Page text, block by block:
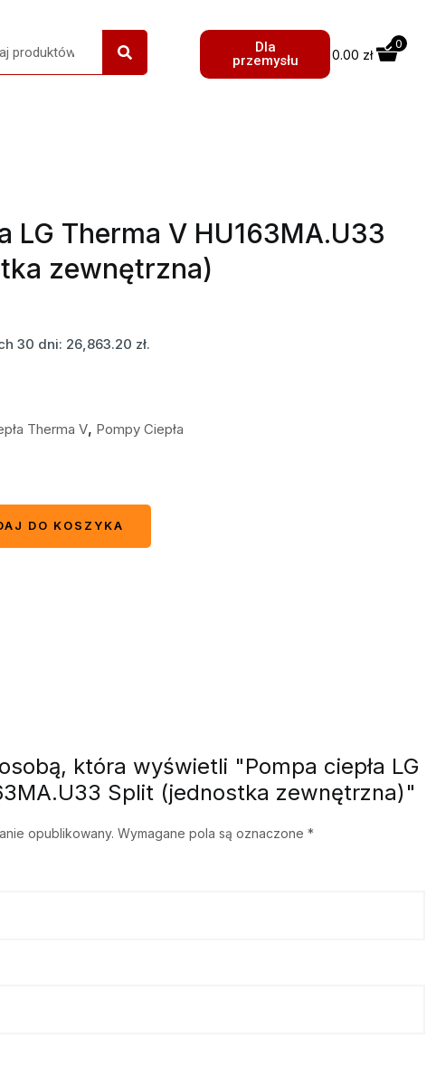
Dla
przemysłu
0.00 zł
0
LG Therma V HU163MA.U33
zewnętrzna)
30 dni: 26,863.20 zł.
Therma V, Pompy Ciepła
DO KOSZYKA
która wyświetli "Pompa ciepła LG
Split (jednostka zewnętrzna)"
opublikowany. Wymagane pola są oznaczone *